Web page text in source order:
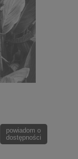
powiadom o
dostępności